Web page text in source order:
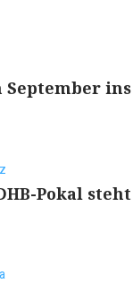
ins
Pokal